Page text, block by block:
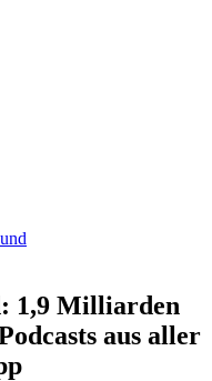
1,9 Milliarden
aus aller